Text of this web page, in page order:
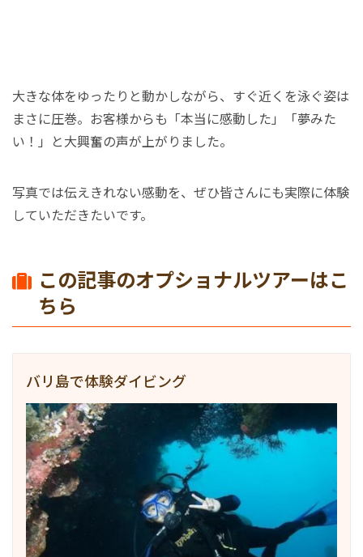
大きな体をゆったりと動かしながら、すぐ近くを泳ぐ姿は
まさに圧巻。お客様からも「本当に感動した」「夢みた
い！」と大興奮の声が上がりました。
写真では伝えきれない感動を、ぜひ皆さんにも実際に体験
していただきたいです。
この記事のオプショナルツアーはこ
ちら
バリ島で体験ダイビング